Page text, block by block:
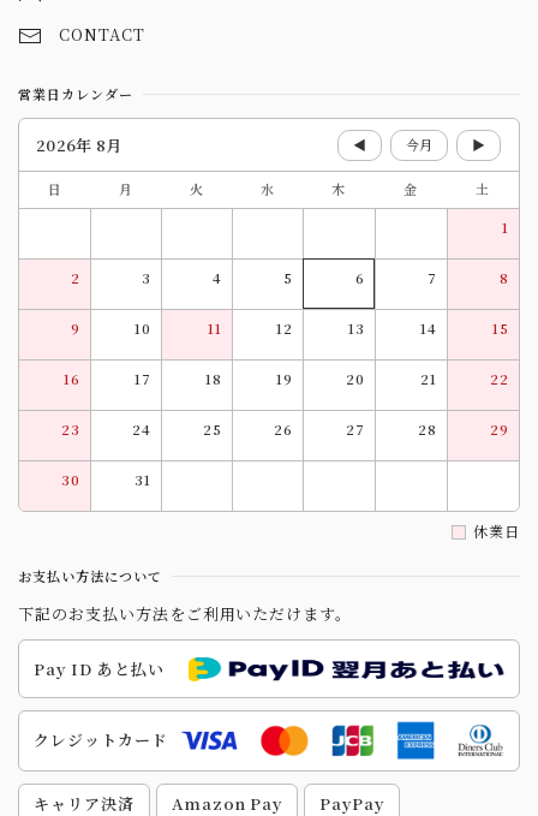
CONTACT
営業日カレンダー
2026年 8月 ◀ 今月 ▶
日 月 火 水 木 金
土
1
2 3 4 5 6 7 8
9 10 11 12 13 14 15
16 17 18 19 20 21 22
23 24 25 26 27 28 29
30 31
休業日
お支払い方法について
下記のお支払い方法をご利用いただけます。
Pay ID あと払い
クレジットカード
キャリア決済 Amazon Pay PayPay